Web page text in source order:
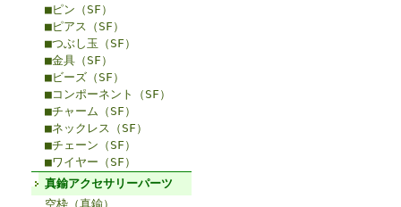
■ピン（SF）
■ピアス（SF）
■つぶし玉（SF）
■金具（SF）
■ビーズ（SF）
■コンポーネント（SF）
■チャーム（SF）
■ネックレス（SF）
■チェーン（SF）
■ワイヤー（SF）
真鍮アクセサリーパーツ
空枠（真鍮）